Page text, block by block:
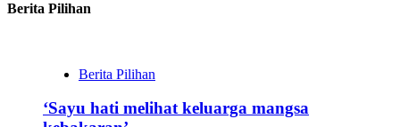
Berita Pilihan
Berita Pilihan
‘Sayu hati melihat keluarga mangsa